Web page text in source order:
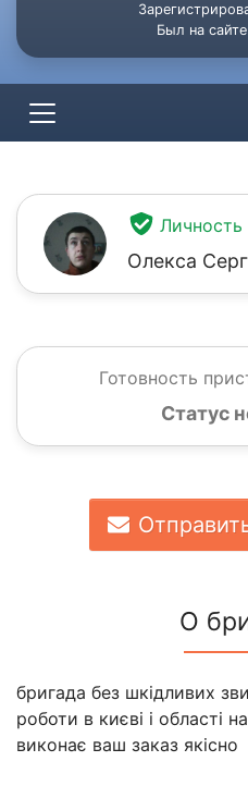
Был на
Олекса
Готовность
Статус
О
бригада без шкідливих
роботи в києві і області
виконає ваш заказ якісно